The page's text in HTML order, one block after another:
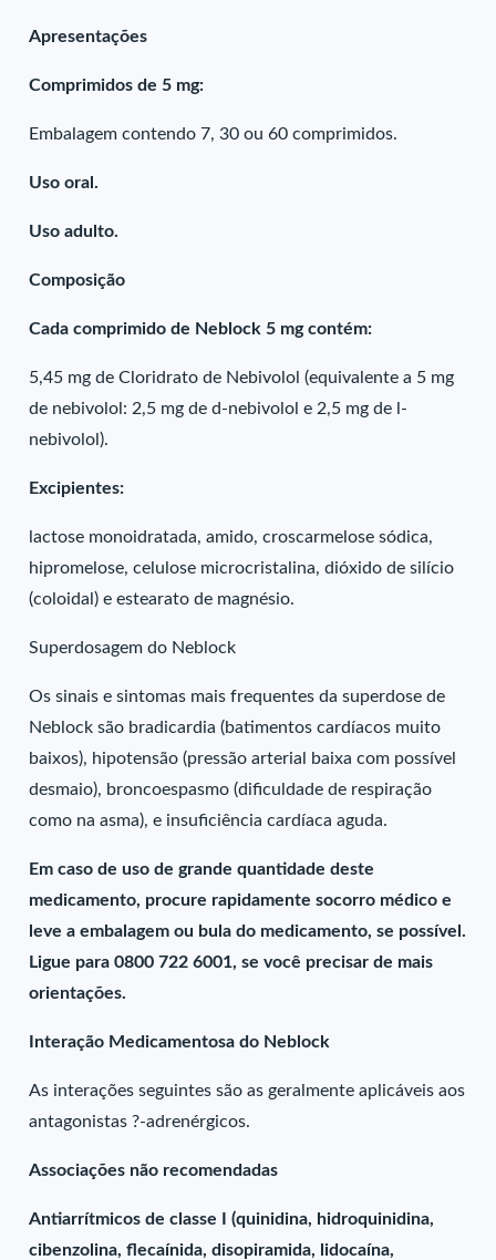
Apresentações
Comprimidos de 5 mg:
Embalagem contendo 7, 30 ou 60 comprimidos.
Uso oral.
Uso adulto.
Composição
Cada comprimido de Neblock 5 mg contém:
5,45 mg de Cloridrato de Nebivolol (equivalente a 5 mg
de nebivolol: 2,5 mg de d-nebivolol e 2,5 mg de l-
nebivolol).
Excipientes:
lactose monoidratada, amido, croscarmelose sódica,
hipromelose, celulose microcristalina, dióxido de silício
(coloidal) e estearato de magnésio.
Superdosagem do Neblock
Os sinais e sintomas mais frequentes da superdose de
Neblock são bradicardia (batimentos cardíacos muito
baixos), hipotensão (pressão arterial baixa com possível
desmaio), broncoespasmo (dificuldade de respiração
como na asma), e insuficiência cardíaca aguda.
Em caso de uso de grande quantidade deste
medicamento, procure rapidamente socorro médico e
leve a embalagem ou bula do medicamento, se possível.
Ligue para 0800 722 6001, se você precisar de mais
orientações.
Interação Medicamentosa do Neblock
As interações seguintes são as geralmente aplicáveis aos
antagonistas ?-adrenérgicos.
Associações não recomendadas
Antiarrítmicos de classe I (quinidina, hidroquinidina,
cibenzolina, flecaínida, disopiramida, lidocaína,